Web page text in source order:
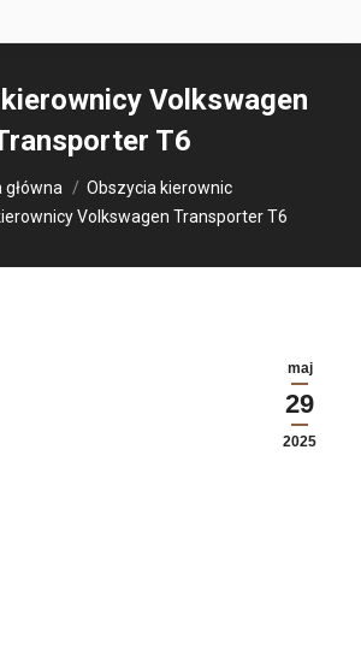
Volkswagen
T6
Obszycia kierownic
Volkswagen Transporter T6
maj
29
2025